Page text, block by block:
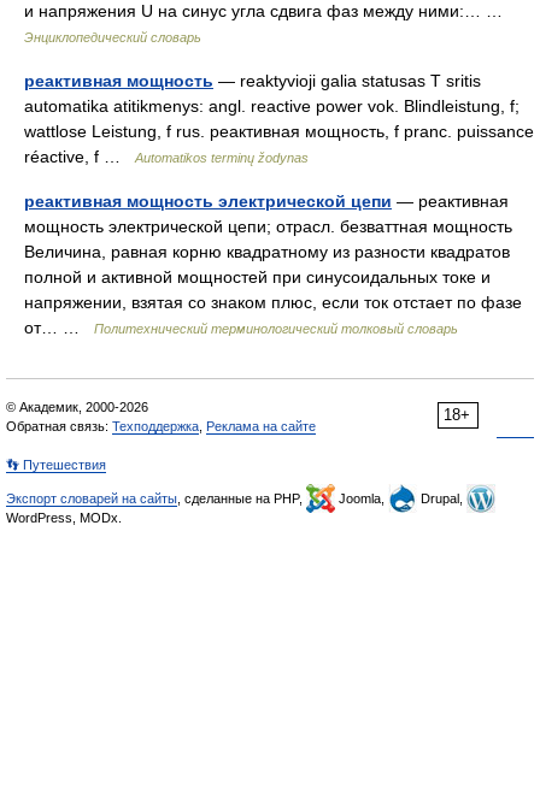
и напряжения U на синус угла сдвига фаз между ними:… …
Энциклопедический словарь
реактивная мощность — reaktyvioji galia statusas T sritis
automatika atitikmenys: angl. reactive power vok. Blindleistung, f;
wattlose Leistung, f rus. реактивная мощность, f pranc. puissance
réactive, f …
Automatikos terminų žodynas
реактивная мощность электрической цепи — реактивная
мощность электрической цепи; отрасл. безваттная мощность
Величина, равная корню квадратному из разности квадратов
полной и активной мощностей при синусоидальных токе и
напряжении, взятая со знаком плюс, если ток отстает по фазе
от… …
Политехнический терминологический толковый словарь
18+
© Академик, 2000-2026
Обратная связь: Техподдержка Реклама на сайте
👣 Путешествия
Экспорт словарей на сайты , сделанные на PHP, Joomla,
Drupal,
WordPress, MODx.